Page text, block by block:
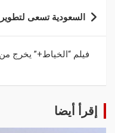
السعودية تسعى
فيلم “الخياط+” يخرج
إقرأ أيضا